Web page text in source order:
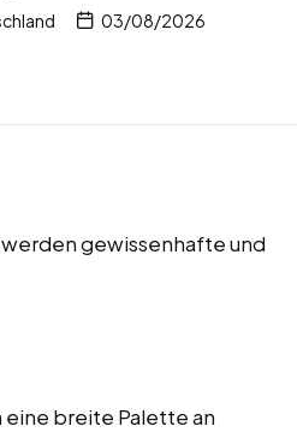
03/08/2026
gewissenhafte und
eine breite Palette an